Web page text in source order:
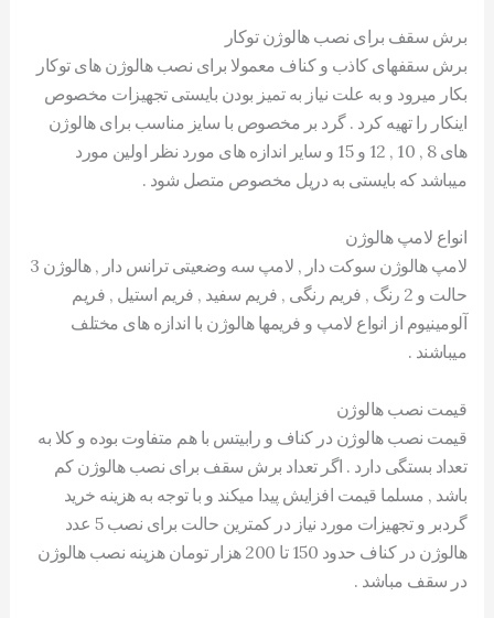
برش سقف برای نصب هالوژن توکار
برش سقفهای کاذب و کناف معمولا برای نصب هالوژن های توکار
بکار میرود و به علت نیاز به تمیز بودن بایستی تجهیزات مخصوص
اینکار را تهیه کرد . گرد بر مخصوص با سایز مناسب برای هالوژن
های 8 , 10 , 12 و 15 و سایر اندازه های مورد نظر اولین مورد
میباشد که بایستی به دریل مخصوص متصل شود .
انواع لامپ هالوژن
لامپ هالوژن سوکت دار , لامپ سه وضعیتی ترانس دار , هالوژن 3
حالت و 2 رنگ , فریم رنگی , فریم سفید , فریم استیل , فریم
آلومینیوم از انواع لامپ و فریمها هالوژن با اندازه های مختلف
میباشند .
قیمت نصب هالوژن
قیمت نصب هالوژن در کناف و رابیتس با هم متفاوت بوده و کلا به
تعداد بستگی دارد . اگر تعداد برش سقف برای نصب هالوژن کم
باشد , مسلما قیمت افزایش پیدا میکند و با توجه به هزینه خرید
گردبر و تجهیزات مورد نیاز در کمترین حالت برای نصب 5 عدد
هالوژن در کناف حدود 150 تا 200 هزار تومان هزینه نصب هالوژن
در سقف مباشد .